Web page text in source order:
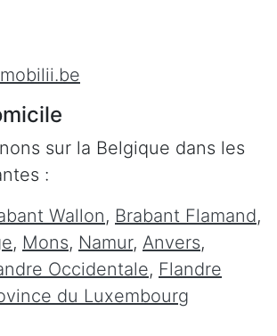
sur la Belgique dans les
:
Wallon, Brabant Flamand,
, Mons, Namur, Anvers,
Occidentale, Flandre
du Luxembourg